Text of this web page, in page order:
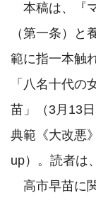
本稿は、『
（第一条）
範に指一本触
「八名十代の
苗」（3月13
典範《大改悪
up）。読者は
高市早苗に